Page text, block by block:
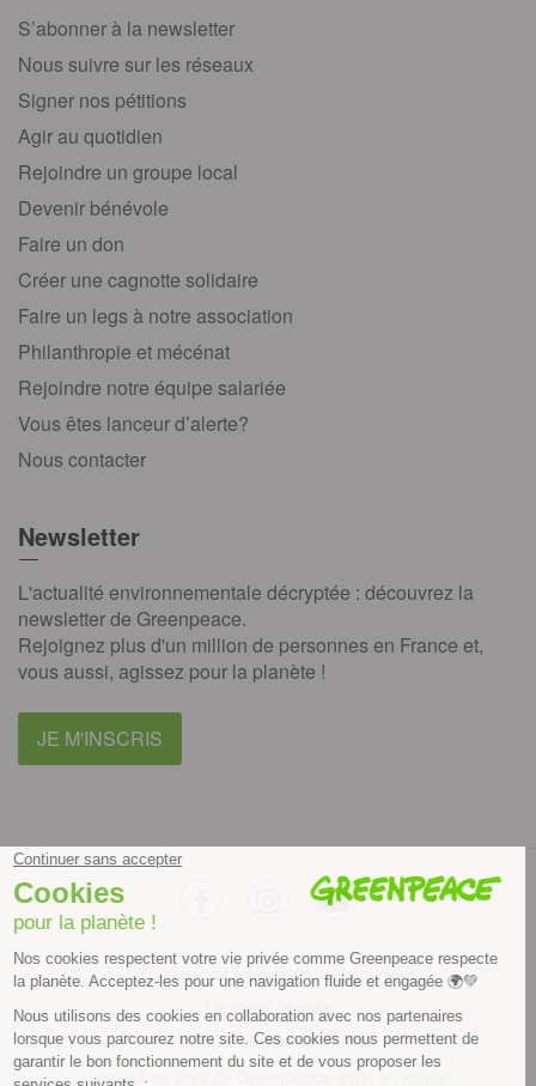
S’abonner à la newsletter
Nous suivre sur les réseaux
Signer nos pétitions
Agir au quotidien
Rejoindre un groupe local
Devenir bénévole
Faire un don
Créer une cagnotte solidaire
Faire un legs à notre association
Philanthropie et mécénat
Rejoindre notre équipe salariée
Vous êtes lanceur d’alerte?
Nous contacter
Newsletter
L'actualité environnementale décryptée : découvrez la
newsletter de Greenpeace.
Rejoignez plus d'un million de personnes en France et,
vous aussi, agissez pour la planète !
JE M'INSCRIS
instagramyoutube
Contenus et propriété intellectuelle
Mentions légales
Politique de confidentialité
Les autres sites de Greenpeace
dans le monde